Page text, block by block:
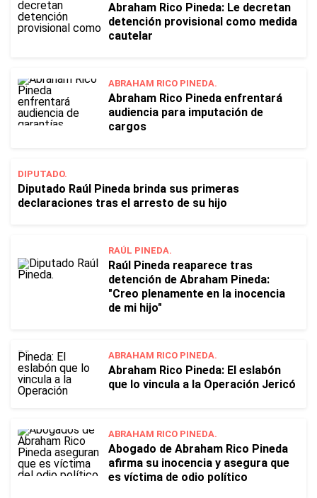
Abraham Rico Pineda: Le decretan
detención provisional como medida
cautelar
ABRAHAM RICO PINEDA.
Abraham Rico Pineda enfrentará
audiencia para imputación de
cargos
DIPUTADO.
Diputado Raúl Pineda brinda sus primeras
declaraciones tras el arresto de su hijo
RAÚL PINEDA.
Raúl Pineda reaparece tras
detención de Abraham Pineda:
"Creo plenamente en la inocencia
de mi hijo"
ABRAHAM RICO PINEDA.
Abraham Rico Pineda: El eslabón
que lo vincula a la Operación Jericó
ABRAHAM RICO PINEDA.
Abogado de Abraham Rico Pineda
afirma su inocencia y asegura que
es víctima de odio político